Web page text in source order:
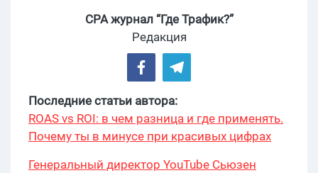
CPA журнал “Где Трафик?”
Редакция
Последние статьи автора:
ROAS vs ROI: в чем разница и где применять.
Почему ты в минусе при красивых цифрах
Генеральный директор YouTube Сьюзен